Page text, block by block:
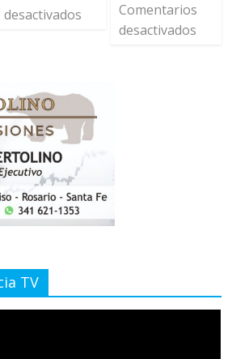
desactivados
Comentarios
desactivados
TV